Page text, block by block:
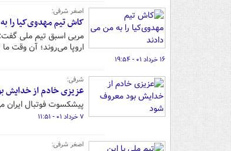
اصغر شرفی:
کاش تیم مهدوی‌کیا را
مربی اسبق تیم ملی
اروپا می‌روند؛ آن وقت
۱۶ خرداد ۰۱ - ۱۹:۵۴
شرفی:
عزیزی خادم از خدایش
پیشکسوت فوتبال ایران
۷ خرداد ۰۱ - ۱۱:۵۱
اصغر شرفی: